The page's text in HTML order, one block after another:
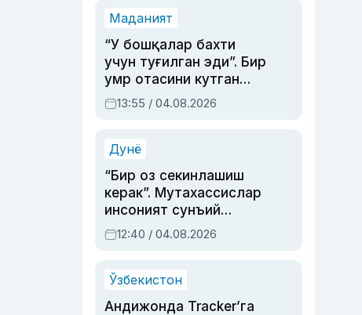
Маданият
“У бошқалар бахти
учун туғилган эди”. Бир
умр отасини кутган
актриса ва дубльяж
устаси Римма
синовларга тўла ҳаёти
13:55 / 04.08.2026
Дунё
“Бир оз секинлашиш
керак”. Мутахассислар
инсоният сунъий
интеллектни бошқара
олмай қолишидан
12:40 / 04.08.2026
Ўзбекистон
Андижонда Tracker’га